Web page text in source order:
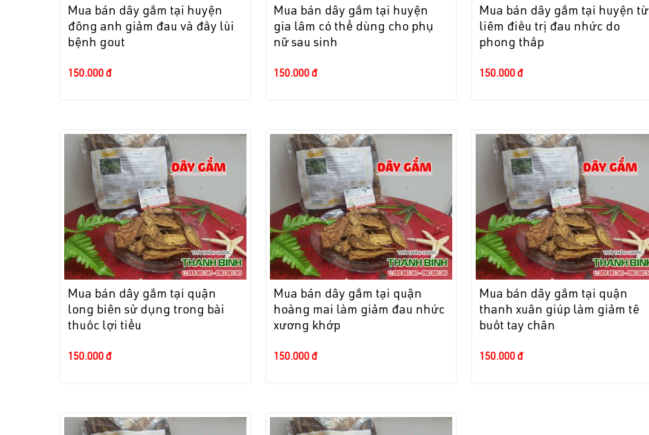
Mua bán dây gắm tại huyện
đông anh giảm đau và đầy lùi
bệnh gout
150.000 đ
Mua bán dây gắm tại huyện
gia lâm có thể dùng cho phụ
nữ sau sinh
150.000 đ
Mua bán dây gắm tại huyện từ
liêm điều trị đau nhức do
phong thấp
150.000 đ
Mua bán dây gắm tại quận
long biên sử dụng trong bài
thuốc lợi tiểu
150.000 đ
Mua bán dây gắm tại quận
hoàng mai làm giảm đau nhức
xương khớp
150.000 đ
Mua bán dây gắm tại quận
thanh xuân giúp làm giảm tê
buốt tay chân
150.000 đ